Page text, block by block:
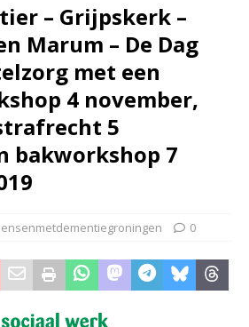
– Grijpskerk –
Marum – De Dag
met een
4 november,
5
bakworkshop 7
0